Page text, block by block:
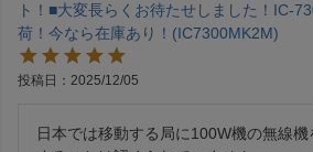
ト！■大変長らくお待たせしました！IC-
荷！今なら在庫あり！(IC7300MK2M)
投稿日 2025/12/05
日本では移動する局に100W機の無線